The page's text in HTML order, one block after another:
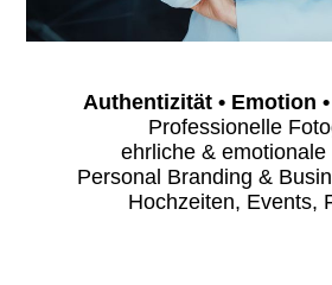
Authentizität • Emotion
Professionelle
ehrliche & emotionale
Personal Branding &
Hochzeiten, Events,